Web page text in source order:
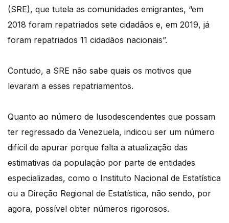
(SRE), que tutela as comunidades emigrantes, “em
2018 foram repatriados sete cidadãos e, em 2019, já
foram repatriados 11 cidadãos nacionais”.
Contudo, a SRE não sabe quais os motivos que
levaram a esses repatriamentos.
Quanto ao número de lusodescendentes que possam
ter regressado da Venezuela, indicou ser um número
difícil de apurar porque falta a atualização das
estimativas da população por parte de entidades
especializadas, como o Instituto Nacional de Estatística
ou a Direção Regional de Estatística, não sendo, por
agora, possível obter números rigorosos.